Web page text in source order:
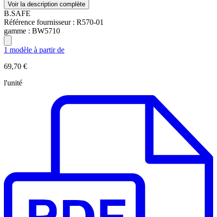
Voir la description complète
B.SAFE
Référence fournisseur : R570-01
gamme : BW5710
1 modèle à partir de
69,70 €
l'unité